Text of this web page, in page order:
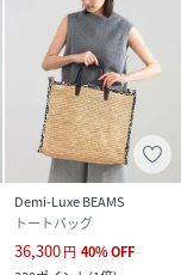
Demi-Luxe BEAMS
トートバッグ
36,300円 40%OFF